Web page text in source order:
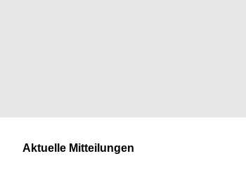
Aktuelle Mitteilungen